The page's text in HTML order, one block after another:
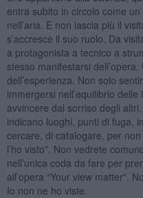
entra subito in circolo come
nell’aria. E non lascia più il
s’accresce il suo ruolo. Da
a protagonista a tecnico a
stesso manifestarsi
dell’esperienza. Non solo
immergersi nell’equilibrio
avvincere dal sorriso degli
indicano luoghi, punti di fuga,
cercare, di catalogare, per
l’ho visto”. Non vedrete
nell’unica coda da fare per
all’opera “Your view matter”.
Io non ne ho viste.